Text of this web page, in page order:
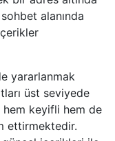
alanında
yararlanmak
üst seviyede
hem keyifli hem de
ettirmektedir.